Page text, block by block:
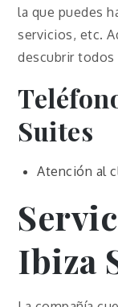
la que puedes
servicios, etc.
descubrir todos
Suites
Atención al
Ibiza